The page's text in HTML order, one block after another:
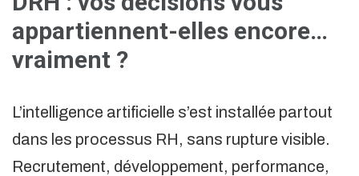
appartiennent-elles encore…
vraiment ?
L’intelligence artificielle s’est installée partout
dans les processus RH, sans rupture visible.
Recrutement, développement, performance,